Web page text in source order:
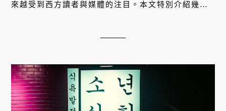
來越受到西方讀者與媒體的注目。本文特別介紹幾近